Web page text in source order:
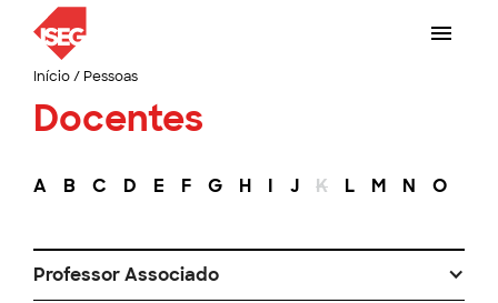
Início/ Pessoas
Docentes
A B C D E F G H I J K L M N O
Professor Associado